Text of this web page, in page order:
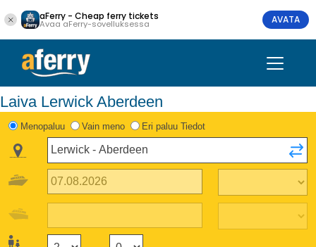
aFerry - Cheap ferry tickets
Avaa aFerry-sovelluksessa AVATA
Laiva Lerwick Aberdeen
Menopaluu Vain meno Eri paluu Tiedot